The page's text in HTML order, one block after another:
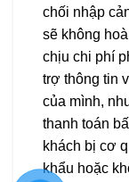
chối nhập
sẽ không
chịu chi phí
trợ thông tin
của mình,
thanh toán
khách bị cơ
khẩu hoặc